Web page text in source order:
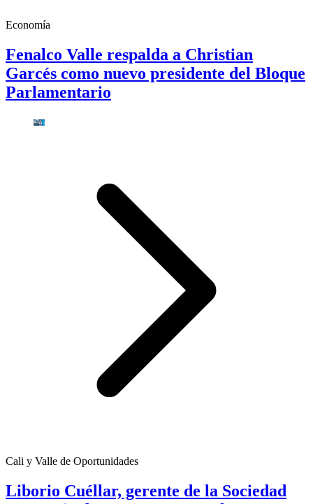
Economía
Fenalco Valle respalda a Christian
Garcés como nuevo presidente del Bloque
Parlamentario
Cali y Valle de Oportunidades
Liborio Cuéllar, gerente de la Sociedad